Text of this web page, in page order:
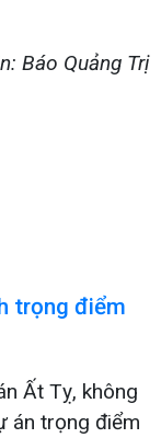
Báo Quảng Trị
trọng điểm
Ất Tỵ, không
án trọng điểm